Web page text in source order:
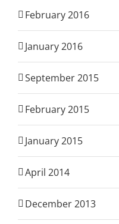
February 2016
January 2016
September 2015
February 2015
January 2015
April 2014
December 2013